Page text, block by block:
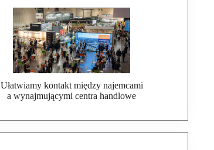
Ułatwiamy kontakt między najemcami
a wynajmującymi centra handlowe